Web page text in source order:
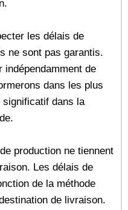
les délais de
ne sont pas garantis.
indépendamment de
dans les plus
significatif dans la
production ne tiennent
Les délais de
de la méthode
de livraison.